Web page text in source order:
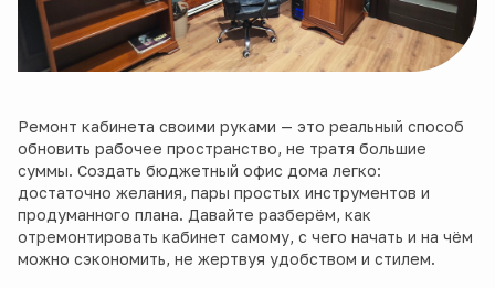
Ремонт кабинета своими руками — это реальный способ
обновить рабочее пространство, не тратя большие
суммы. Создать бюджетный офис дома легко:
достаточно желания, пары простых инструментов и
продуманного плана. Давайте разберём, как
отремонтировать кабинет самому, с чего начать и на чём
можно сэкономить, не жертвуя удобством и стилем.